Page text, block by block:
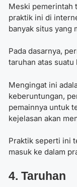
Meski pemerintah
praktik ini di
banyak situs yang
Pada dasarnya,
taruhan atas
Mengingat ini
keberuntungan,
pemainnya untuk
kejelasan akan
Praktik seperti ini
masuk ke dalam
4. Taruhan